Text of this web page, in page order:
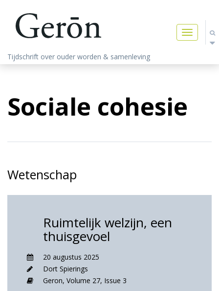
Toggle
navigation
Tijdschrift over ouder worden & samenleving
Sociale cohesie
Wetenschap
Ruimtelijk welzijn, een
thuisgevoel
20 augustus 2025
Dort Spierings
Geron, Volume 27, Issue 3